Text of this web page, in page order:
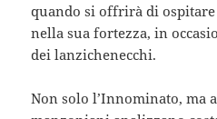
quando si offrirà di
nella sua fortezza, in
dei lanzichenecchi.
Non solo l’Innominato, ma